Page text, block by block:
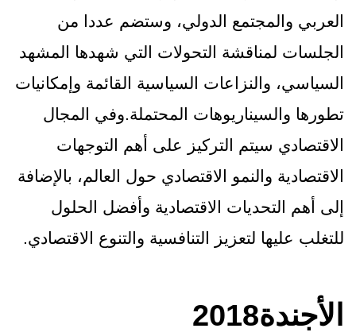
العربي والمجتمع الدولي، وستضم عددا من
الجلسات لمناقشة التحولات التي شهدها المشهد
السياسي، والنزاعات السياسية القائمة وإمكانيات
تطورها والسيناريوهات المحتملة.وفي المجال
الاقتصادي سيتم التركيز على أهم التوجهات
الاقتصادية والنمو الاقتصادي حول العالم، بالإضافة
إلى أهم التحديات الاقتصادية وأفضل الحلول
للتغلب عليها لتعزيز التنافسية والتنوع الاقتصادي.
الأجندة‎ 2018